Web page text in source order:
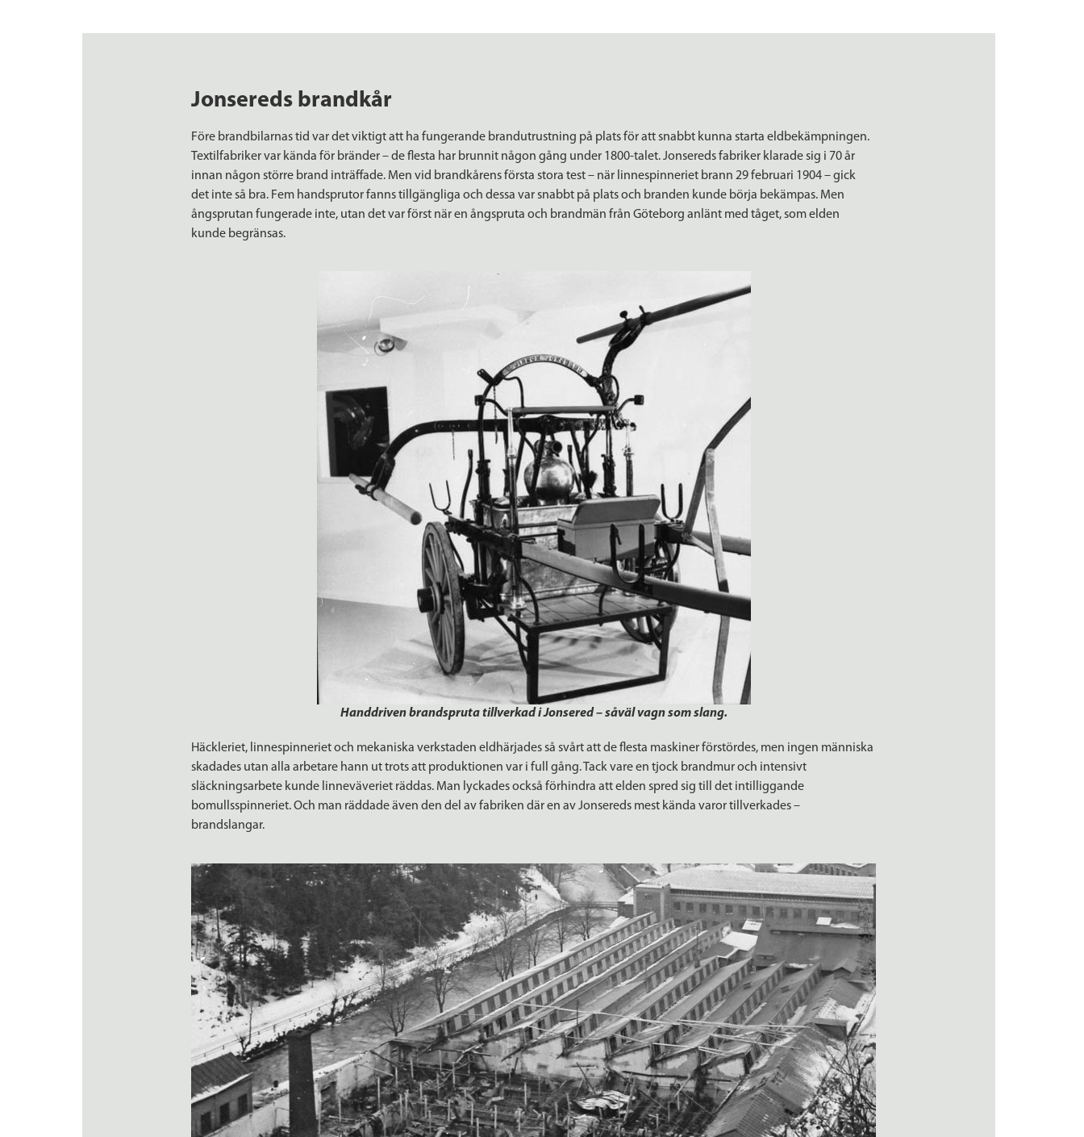
Jonsereds brandkår
Före brandbilarnas tid var det viktigt att ha fungerande brandutrustning på plats för att snabbt kunna starta eldbekämpningen.
Textilfabriker var kända för bränder – de flesta har brunnit någon gång under 1800-talet. Jonsereds fabriker klarade sig i 70 år
innan någon större brand inträffade. Men vid brandkårens första stora test – när linnespinneriet brann 29 februari 1904 – gick
det inte så bra. Fem handsprutor fanns tillgängliga och dessa var snabbt på plats och branden kunde börja bekämpas. Men
ångsprutan fungerade inte, utan det var först när en ångspruta och brandmän från Göteborg anlänt med tåget, som elden
kunde begränsas.
Handdriven brandspruta tillverkad i Jonsered – såväl vagn som slang.
Häckleriet, linnespinneriet och mekaniska verkstaden eldhärjades så svårt att de flesta maskiner förstördes, men ingen människa
skadades utan alla arbetare hann ut trots att produktionen var i full gång. Tack vare en tjock brandmur och intensivt
släckningsarbete kunde linneväveriet räddas. Man lyckades också förhindra att elden spred sig till det intilliggande
bomullsspinneriet. Och man räddade även den del av fabriken där en av Jonsereds mest kända varor tillverkades –
brandslangar.